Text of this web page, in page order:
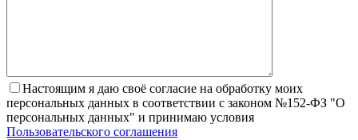
Настоящим я даю своё согласие на обработку моих
персональных данных в соответствии с законом №152-ФЗ "О
персональных данных" и принимаю условия
Пользовательского соглашения